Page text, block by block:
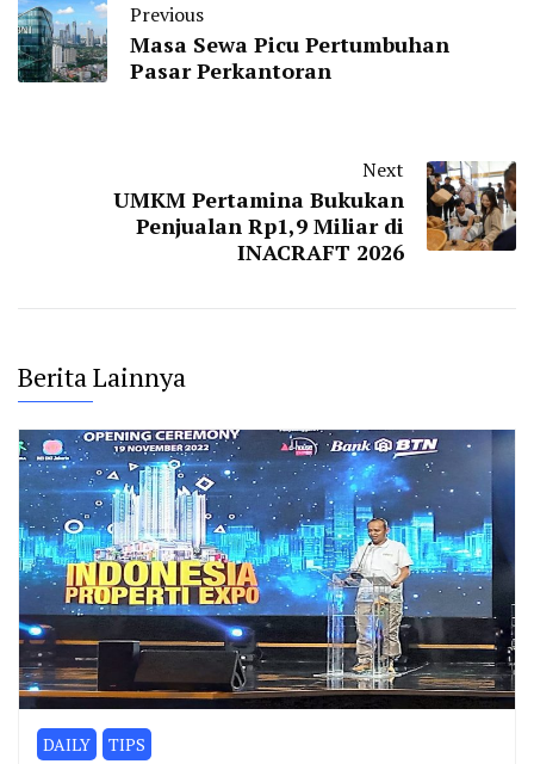
Previous
Masa Sewa Picu Pertumbuhan
Pasar Perkantoran
Next
UMKM Pertamina Bukukan
Penjualan Rp1,9 Miliar di
INACRAFT 2026
Berita Lainnya
DAILY TIPS